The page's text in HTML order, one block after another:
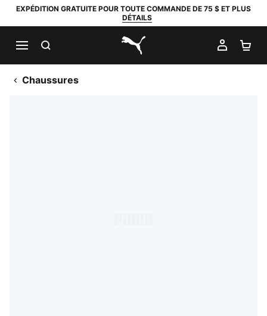
EXPÉDITION GRATUITE POUR TOUTE COMMANDE DE 75 $ ET PLUS
DÉTAILS
PUMA.com
MON
Chaussures